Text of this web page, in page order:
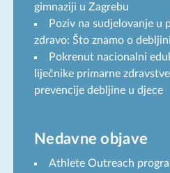
gimnaziji u Zagrebu
Poziv na sudjelovanje u
zdravo: Što znamo o
Pokrenut nacionalni
liječnike primarne
prevencije debljine u djece
Nedavne objave
Athlete Outreach